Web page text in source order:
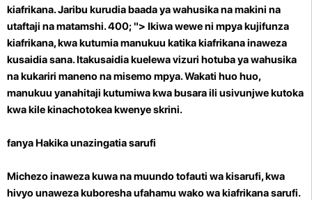
kiafrikana. Jaribu kurudia baada ya wahusika na makini na
utaftaji na matamshi. 400; "> Ikiwa wewe ni mpya kujifunza
kiafrikana, kwa kutumia manukuu katika kiafrikana inaweza
kusaidia sana. Itakusaidia kuelewa vizuri hotuba ya wahusika
na kukariri maneno na misemo mpya. Wakati huo huo,
manukuu yanahitaji kutumiwa kwa busara ili usivunjwe kutoka
kwa kile kinachotokea kwenye skrini.
fanya Hakika unazingatia sarufi
Michezo inaweza kuwa na muundo tofauti wa kisarufi, kwa
hivyo unaweza kuboresha ufahamu wako wa kiafrikana sarufi.